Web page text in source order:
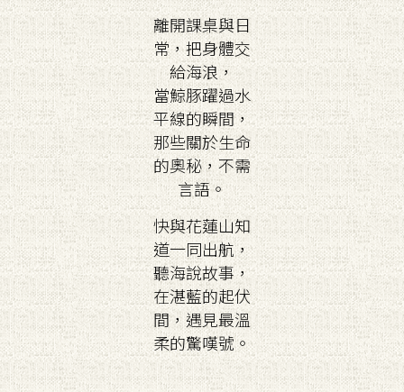
離開課桌與日
常，把身體交
給海浪，
當鯨豚躍過水
平線的瞬間，
那些關於生命
的奧秘，不需
言語。
快與花蓮山知
道一同出航，
聽海說故事，
在湛藍的起伏
間，遇見最溫
柔的驚嘆號。